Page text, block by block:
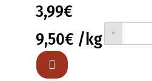
3,99€
9,50€ /kg -
NESTLE
